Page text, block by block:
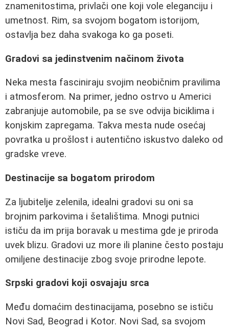
znamenitostima, privlači one koji vole eleganciju i
umetnost. Rim, sa svojom bogatom istorijom,
ostavlja bez daha svakoga ko ga poseti.
Gradovi sa jedinstvenim načinom života
Neka mesta fasciniraju svojim neobičnim pravilima
i atmosferom. Na primer, jedno ostrvo u Americi
zabranjuje automobile, pa se sve odvija biciklima i
konjskim zapregama. Takva mesta nude osećaj
povratka u prošlost i autentično iskustvo daleko od
gradske vreve.
Destinacije sa bogatom prirodom
Za ljubitelje zelenila, idealni gradovi su oni sa
brojnim parkovima i šetalištima. Mnogi putnici
ističu da im prija boravak u mestima gde je priroda
uvek blizu. Gradovi uz more ili planine često postaju
omiljene destinacije zbog svoje prirodne lepote.
Srpski gradovi koji osvajaju srca
Među domaćim destinacijama, posebno se ističu
Novi Sad, Beograd i Kotor. Novi Sad, sa svojom